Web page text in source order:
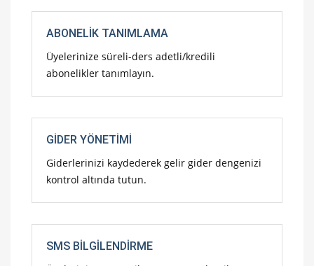
ABONELIK TANIMLAMA
Üyelerinize süreli-ders adetli/kredili
abonelikler tanımlayın.
GIDER YÖNETIMI
Giderlerinizi kaydederek gelir gider dengenizi
kontrol altında tutun.
SMS BILGILENDIRME